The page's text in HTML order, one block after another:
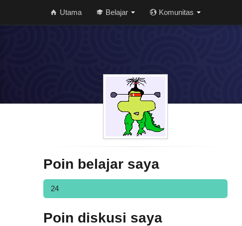
Utama Belajar Komunitas
Poin belajar saya
24
Poin diskusi saya